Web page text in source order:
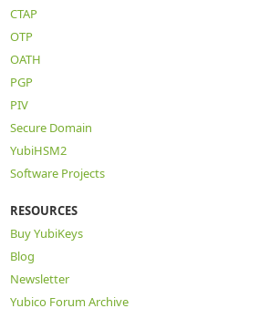
CTAP
OTP
OATH
PGP
PIV
Secure Domain
YubiHSM2
Software Projects
RESOURCES
Buy YubiKeys
Blog
Newsletter
Yubico Forum Archive